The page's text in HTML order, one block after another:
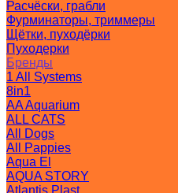
Расчёски, грабли
Фурминаторы, триммеры
Щётки, пуходёрки
Пуходерки
Бренды
1 All Systems
8in1
AA Aquarium
ALL CATS
All Dogs
All Pappies
Aqua El
AQUA STORY
Atlantis Plast